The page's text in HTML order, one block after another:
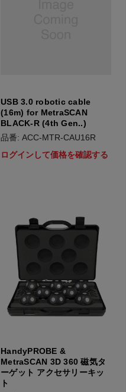
USB 3.0 robotic cable
(16m) for MetraSCAN
BLACK-R (4th Gen..)
品番: ACC-MTR-CAU16R
ログインして価格を確認する
HandyPROBE &
MetraSCAN 3D 360 磁気タ
ーゲット アクセサリーキッ
ト